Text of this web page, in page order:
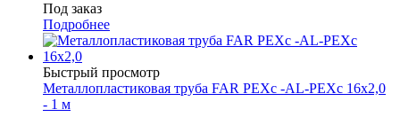
Под заказ
Подробнее
Быстрый просмотр
Металлопластиковая труба FAR PEXc -AL-PEХс 16x2,0
- 1 м